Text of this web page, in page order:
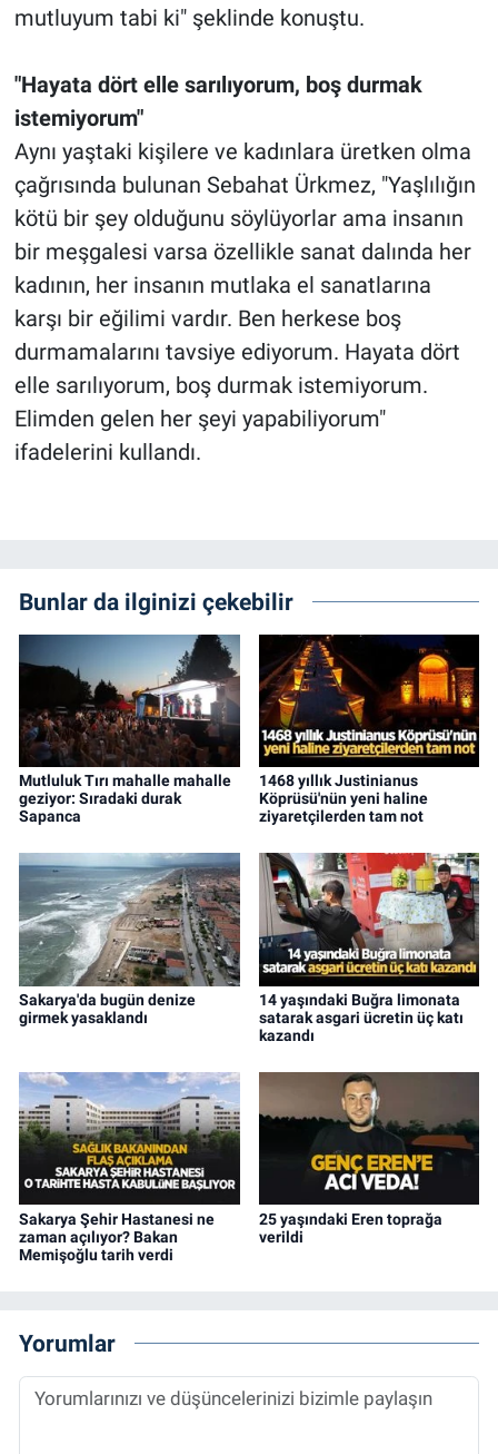
mutluyum tabi ki" şeklinde konuştu.
"Hayata dört elle sarılıyorum, boş durmak
istemiyorum"
Aynı yaştaki kişilere ve kadınlara üretken olma
çağrısında bulunan Sebahat Ürkmez, "Yaşlılığın
kötü bir şey olduğunu söylüyorlar ama insanın
bir meşgalesi varsa özellikle sanat dalında her
kadının, her insanın mutlaka el sanatlarına
karşı bir eğilimi vardır. Ben herkese boş
durmamalarını tavsiye ediyorum. Hayata dört
elle sarılıyorum, boş durmak istemiyorum.
Elimden gelen her şeyi yapabiliyorum"
ifadelerini kullandı.
Bunlar da ilginizi çekebilir
Mutluluk Tırı mahalle mahalle
geziyor: Sıradaki durak
Sapanca
1468 yıllık Justinianus
Köprüsü'nün yeni haline
ziyaretçilerden tam not
Sakarya'da bugün denize
girmek yasaklandı
14 yaşındaki Buğra limonata
satarak asgari ücretin üç katı
kazandı
Sakarya Şehir Hastanesi ne
zaman açılıyor? Bakan
Memişoğlu tarih verdi
25 yaşındaki Eren toprağa
verildi
Yorumlar